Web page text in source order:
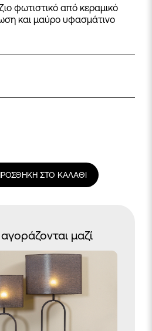
φωτιστικό από κεραμικό
και μαύρο υφασμάτινο
ΣΤΟ ΚΑΛΆΘΙ
μαζί